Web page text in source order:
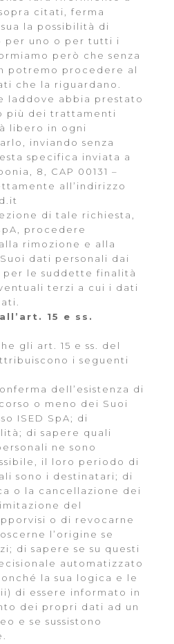
citati, ferma
la possibilità di
per uno o per tutti i
però che senza
potremo procedere al
che la riguardano.
laddove abbia prestato
più dei trattamenti
libero in ogni
inviando senza
specifica inviata a
8, CAP 00131 –
all’indirizzo
di tale richiesta,
procedere
rimozione e alla
dati personali dai
le suddette finalità
terzi a cui i dati
15 e ss.
gli art. 15 e ss. del
i seguenti
dell’esistenza di
o meno dei Suoi
ISED SpA; di
di sapere quali
ne sono
il loro periodo di
sono i destinatari; di
o la cancellazione dei
del
o di revocarne
l’origine se
di sapere se su questi
automatizzato
la sua logica e le
di essere informato in
dei propri dati ad un
e se sussistono